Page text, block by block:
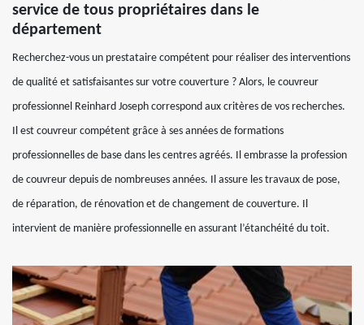
service de tous propriétaires dans le
département
Recherchez-vous un prestataire compétent pour réaliser des interventions
de qualité et satisfaisantes sur votre couverture ? Alors, le couvreur
professionnel Reinhard Joseph correspond aux critères de vos recherches.
Il est couvreur compétent grâce à ses années de formations
professionnelles de base dans les centres agréés. Il embrasse la profession
de couvreur depuis de nombreuses années. Il assure les travaux de pose,
de réparation, de rénovation et de changement de couverture. Il
intervient de manière professionnelle en assurant l’étanchéité du toit.